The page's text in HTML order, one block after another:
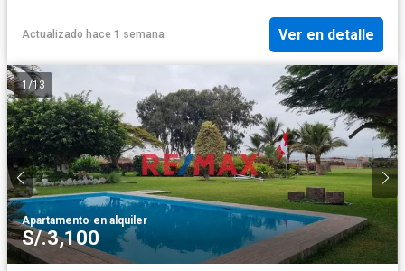
Actualizado hace 1 semana Ver en detalle
1 /13
Apartamento·en alquiler
S/.3,100